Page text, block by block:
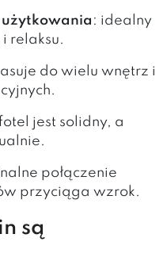
: idealny
relaksu.
do wielu wnętrz i
jest solidny, a
połączenie
przyciąga wzrok.
są